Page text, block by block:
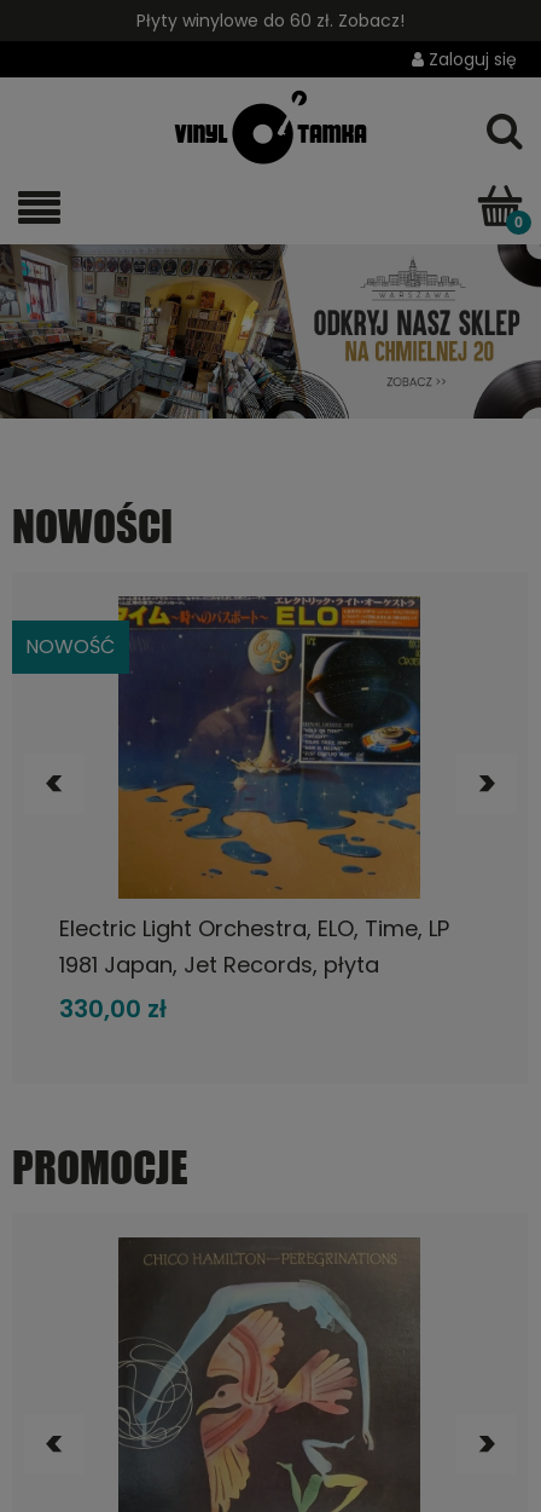
Płyty winylowe do 60 zł. Zobacz!
Zaloguj się
NOWOŚCI
Electric Light Orchestra, ELO, Time, LP
1981 Japan, Jet Records, płyta
winylowa
330,00 zł
DO KOSZYKA
NOWOŚĆ
PROMOCJE